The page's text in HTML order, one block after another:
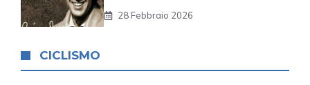
28 Febbraio 2026
CICLISMO